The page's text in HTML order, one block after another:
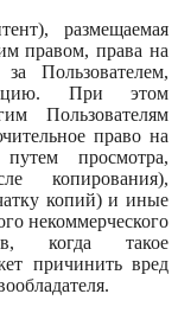
размещаемая
правом, права на
Пользователем,
При этом
Пользователям
право на
путем просмотра,
копирования),
копий) и иные
некоммерческого
когда такое
причинить вред